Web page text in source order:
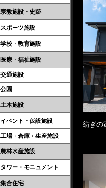
宗教施設・史跡
スポーツ施設
学校・教育施設
医療・福祉施設
交通施設
公園
土木施設
イベント・仮設施設
工場・倉庫・生産施設
農林水産施設
タワー・モニュメント
集合住宅
紡ぎの